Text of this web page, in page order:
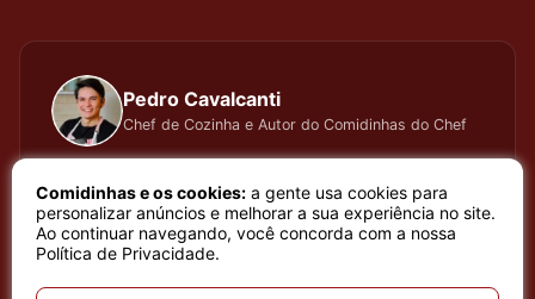
Pedro Cavalcanti
Chef de Cozinha e Autor do Comidinhas do Chef
atenção, testando cada receita que apresento, meu
trabalho é baseado em sentimento de amor e bem
estar que a arte de cozinhar proporciona. Meu nome é
Pedro Cavalcanti e sou Chef de Cozinha e Autor do
Comidinhas e os cookies: a gente usa cookies para
personalizar anúncios e melhorar a sua experiência no site.
Ao continuar navegando, você concorda com a nossa
Política de Privacidade.